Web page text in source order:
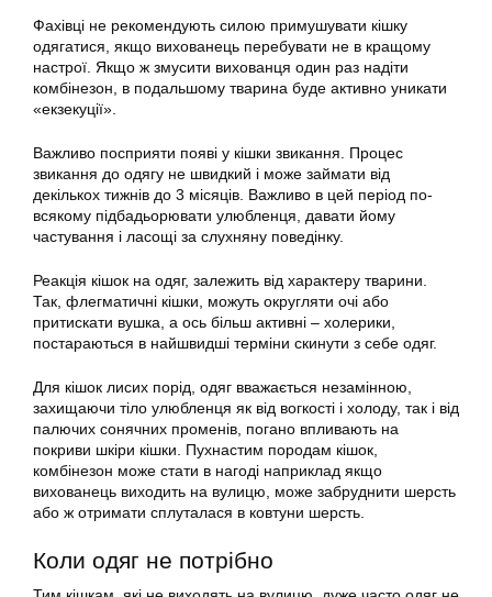
Фахівці не рекомендують силою примушувати кішку
одягатися, якщо вихованець перебувати не в кращому
настрої. Якщо ж змусити вихованця один раз надіти
комбінезон, в подальшому тварина буде активно уникати
«екзекуції».
Важливо посприяти появі у кішки звикання. Процес
звикання до одягу не швидкий і може займати від
декількох тижнів до 3 місяців. Важливо в цей період по-
всякому підбадьорювати улюбленця, давати йому
частування і ласощі за слухняну поведінку.
Реакція кішок на одяг, залежить від характеру тварини.
Так, флегматичні кішки, можуть округляти очі або
притискати вушка, а ось більш активні – холерики,
постараються в найшвидші терміни скинути з себе одяг.
Для кішок лисих порід, одяг вважається незамінною,
захищаючи тіло улюбленця як від вогкості і холоду, так і від
палючих сонячних променів, погано впливають на
покриви шкіри кішки. Пухнастим породам кішок,
комбінезон може стати в нагоді наприклад якщо
вихованець виходить на вулицю, може забруднити шерсть
або ж отримати сплуталася в ковтуни шерсть.
Коли одяг не потрібно